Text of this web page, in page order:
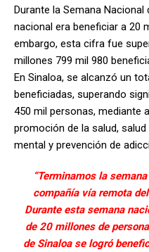
Durante la Semana Nacional
nacional era beneficiar a 20
embargo, esta cifra fue
millones 799 mil 980
En Sinaloa, se alcanzó un
beneficiadas, superando
450 mil personas, mediante
promoción de la salud,
mental y prevención de
“Terminamos la
compañía vía remota
Durante esta semana
de 20 millones de
de Sinaloa se logró